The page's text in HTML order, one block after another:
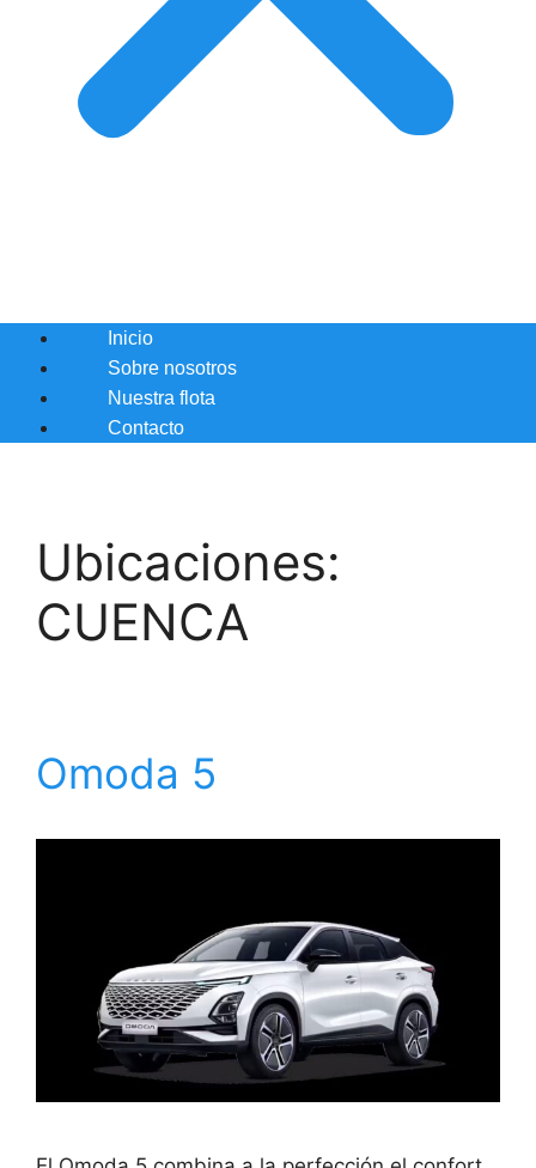
Inicio
Sobre nosotros
Nuestra flota
Contacto
Ubicaciones:
CUENCA
Omoda 5